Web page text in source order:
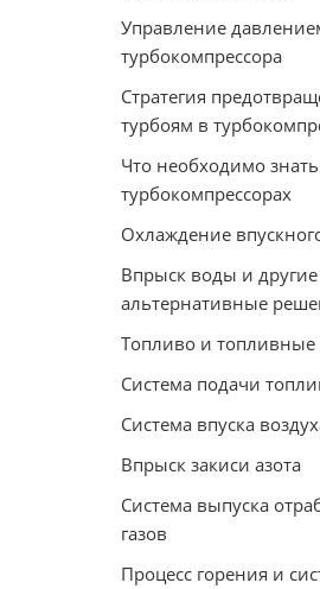
Управление
турбокомпрессора
Стратегия
турбоям в
Что необходимо
турбокомпрессорах
Охлаждение
Впрыск воды и другие
альтернативные
Топливо и топливные
Система подачи
Система впуска
Впрыск закиси азота
Система выпуска
газов
Процесс горения и